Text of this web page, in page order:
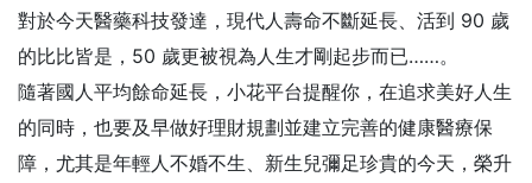
對於今天醫藥科技發達，現代人壽命不斷延長、活到 90 歲
的比比皆是，50 歲更被視為人生才剛起步而已……。
隨著國人平均餘命延長，小花平台提醒你，在追求美好人生
的同時，也要及早做好理財規劃並建立完善的健康醫療保
障，尤其是年輕人不婚不生、新生兒彌足珍貴的今天，榮升